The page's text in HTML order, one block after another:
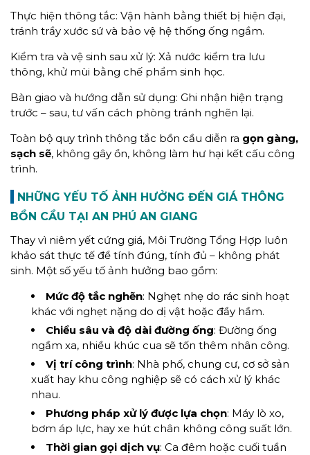
Thực hiện thông tắc: Vận hành bằng thiết bị hiện đại,
tránh trầy xước sứ và bảo vệ hệ thống ống ngầm.
Kiểm tra và vệ sinh sau xử lý: Xả nước kiểm tra lưu
thông, khử mùi bằng chế phẩm sinh học.
Bàn giao và hướng dẫn sử dụng: Ghi nhận hiện trạng
trước – sau, tư vấn cách phòng tránh nghẽn lại.
Toàn bộ quy trình thông tắc bồn cầu diễn ra gọn gàng,
sạch sẽ, không gây ồn, không làm hư hại kết cấu công
trình.
NHỮNG YẾU TỐ ẢNH HƯỞNG ĐẾN GIÁ THÔNG
BỒN CẦU TẠI AN PHÚ AN GIANG
Thay vì niêm yết cứng giá, Môi Trường Tổng Hợp luôn
khảo sát thực tế để tính đúng, tính đủ – không phát
sinh. Một số yếu tố ảnh hưởng bao gồm:
Mức độ tắc nghẽn: Nghẹt nhẹ do rác sinh hoạt
khác với nghẹt nặng do dị vật hoặc đầy hầm.
Chiều sâu và độ dài đường ống: Đường ống
ngầm xa, nhiều khúc cua sẽ tốn thêm nhân công.
Vị trí công trình: Nhà phố, chung cư, cơ sở sản
xuất hay khu công nghiệp sẽ có cách xử lý khác
nhau.
Phương pháp xử lý được lựa chọn: Máy lò xo,
bơm áp lực, hay xe hút chân không công suất lớn.
Thời gian gọi dịch vụ: Ca đêm hoặc cuối tuần